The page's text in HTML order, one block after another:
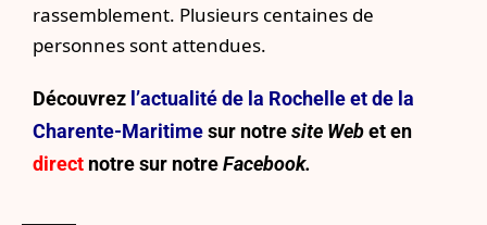
rassemblement. Plusieurs centaines de
personnes sont attendues.
Découvrez l’actualité de la Rochelle et de la
Charente-Maritimesur notresite Webet en
direct notre sur notreFacebook.